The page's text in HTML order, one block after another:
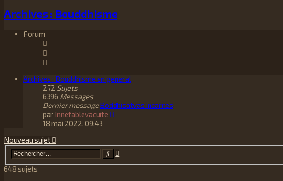
Archives : Bouddhisme
Forum
Archives : Bouddhisme en general
272 Sujets
6396 Messages
Dernier message Boddhisatvas incarnes
par Innefablevacuite
18 mai 2022, 09:43
Nouveau sujet
Rechercher
648 sujets